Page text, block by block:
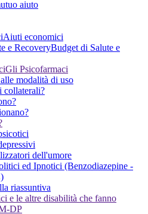
aiuto
Aiuti economici
Budget di Salute e
Gli Psicofarmaci
modalità di uso
collaterali?
dell'umore
ed Ipnotici (Benzodiazepine -
riassuntiva